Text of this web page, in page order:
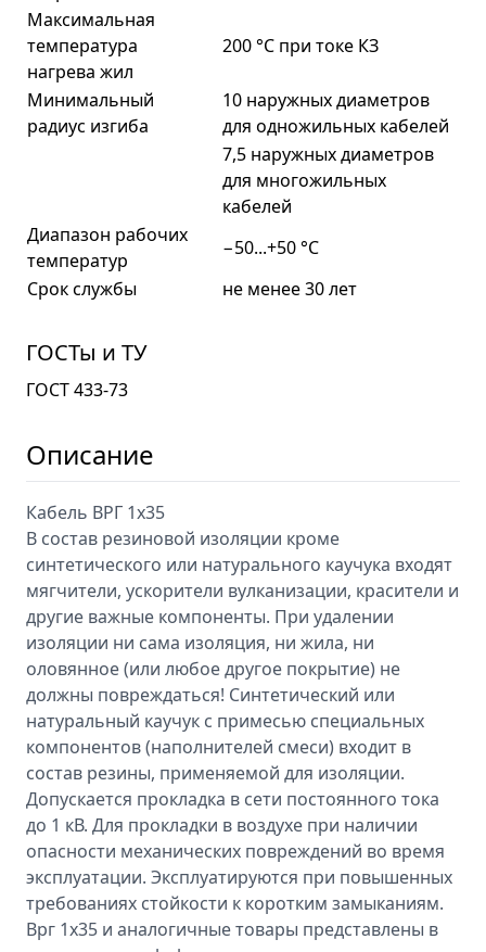
Максимальная
температура
нагрева жил
200 °C при токе КЗ
Минимальный
радиус изгиба
10 наружных диаметров
для одножильных кабелей
7,5 наружных диаметров
для многожильных
кабелей
Диапазон рабочих
температур
−50...+50 °C
Срок службы
не менее 30 лет
ГОСТы и ТУ
ГОСТ 433-73
Описание
Кабель ВРГ 1х35
В состав резиновой изоляции кроме
синтетического или натурального каучука входят
мягчители, ускорители вулканизации, красители и
другие важные компоненты. При удалении
изоляции ни сама изоляция, ни жила, ни
оловянное (или любое другое покрытие) не
должны повреждаться! Синтетический или
натуральный каучук с примесью специальных
компонентов (наполнителей смеси) входит в
состав резины, применяемой для изоляции.
Допускается прокладка в сети постоянного тока
до 1 кВ. Для прокладки в воздухе при наличии
опасности механических повреждений во время
эксплуатации. Эксплуатируются при повышенных
требованиях стойкости к коротким замыканиям.
Врг 1х35 и аналогичные товары представлены в